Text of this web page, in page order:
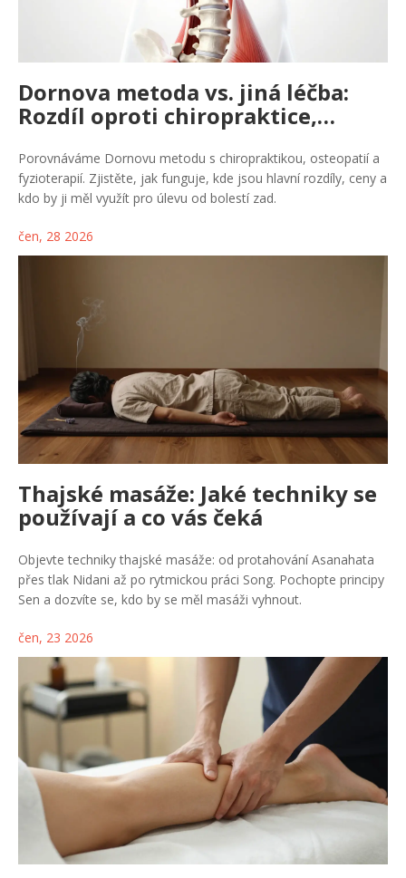
Dornova metoda vs. jiná léčba:
Rozdíl oproti chiropraktice,
osteopatii a fyzioterapii
Porovnáváme Dornovu metodu s chiropraktikou, osteopatií a
fyzioterapií. Zjistěte, jak funguje, kde jsou hlavní rozdíly, ceny a
kdo by ji měl využít pro úlevu od bolestí zad.
čen, 28 2026
Thajské masáže: Jaké techniky se
používají a co vás čeká
Objevte techniky thajské masáže: od protahování Asanahata
přes tlak Nidani až po rytmickou práci Song. Pochopte principy
Sen a dozvíte se, kdo by se měl masáži vyhnout.
čen, 23 2026